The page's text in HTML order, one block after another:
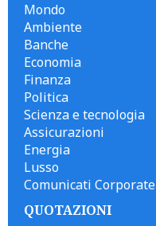
Mondo
Ambiente
Banche
Economia
Finanza
Politica
Scienza e tecnologia
Assicurazioni
Energia
Lusso
Comunicati Corporate
QUOTAZIONI